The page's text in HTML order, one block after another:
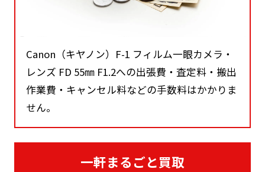
Canon（キヤノン）F-1 フィルム一眼カメラ・
レンズ FD 55㎜ F1.2への出張費・査定料・搬出
作業費・キャンセル料などの手数料はかかりま
せん。
一軒まるごと買取